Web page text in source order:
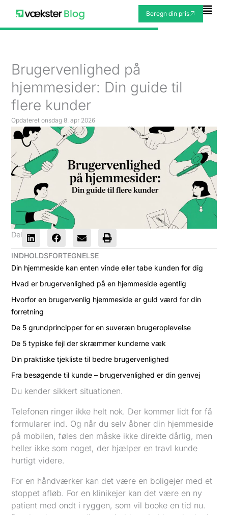
indholdet
Beregn din pris
Brugervenlighed på
hjemmesider: Din guide til
flere kunder
Opdateret onsdag 8. apr 2026
Del
INDHOLDSFORTEGNELSE
Din hjemmeside kan enten vinde eller tabe kunden for dig
Hvad er brugervenlighed på en hjemmeside egentlig
Hvorfor en brugervenlig hjemmeside er guld værd for din
forretning
De 5 grundprincipper for en suveræn brugeroplevelse
De 5 typiske fejl der skræmmer kunderne væk
Din praktiske tjekliste til bedre brugervenlighed
Fra besøgende til kunde – brugervenlighed er din genvej
Du kender sikkert situationen.
Telefonen ringer ikke helt nok. Der kommer lidt for få
formularer ind. Og når du selv åbner din hjemmeside
på mobilen, føles den måske ikke direkte dårlig, men
heller ikke som noget, der hjælper en travl kunde
hurtigt videre.
For en håndværker kan det være en boligejer med et
stoppet afløb. For en klinikejer kan det være en ny
patient med ondt i ryggen, som vil booke en tid nu.